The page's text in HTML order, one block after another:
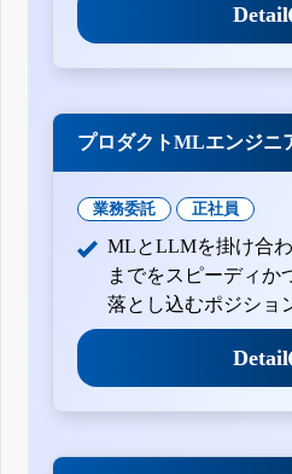
Detail
プロダクトMLエンジニ
業務委託 正社員
MLとLLMを掛け合
までをスピーディか
落とし込むポジショ
Detail